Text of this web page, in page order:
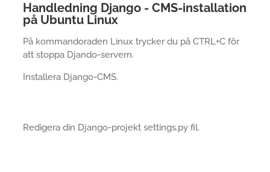
Handledning Django - CMS-installation
på Ubuntu Linux
På kommandoraden Linux trycker du på CTRL+C för
att stoppa Djando-servern.
Installera Django-CMS.
Redigera din Django-projekt settings.py fil.